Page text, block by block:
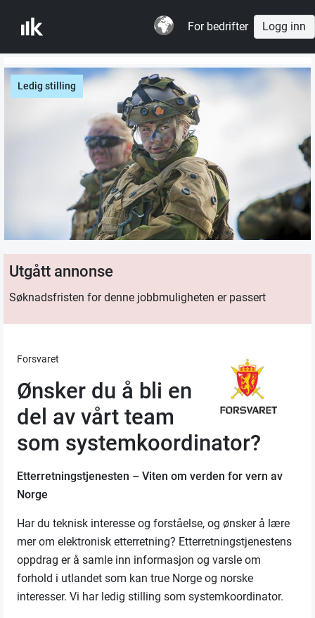
For bedrifter Logg inn
Ledig stilling
Utgått annonse
Søknadsfristen for denne jobbmuligheten er passert
Forsvaret
Ønsker du å bli en
del av vårt team
som systemkoordinator?
Etterretningstjenesten – Viten om verden for vern av
Norge
Har du teknisk interesse og forståelse, og ønsker å lære
mer om elektronisk etterretning? Etterretningstjenestens
oppdrag er å samle inn informasjon og varsle om
forhold i utlandet som kan true Norge og norske
interesser.Vi har ledig stilling som systemkoordinator.